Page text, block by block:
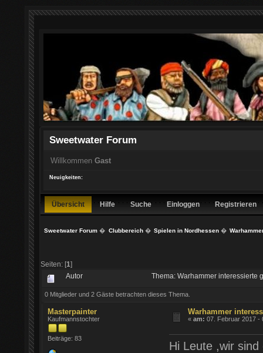
Sweetwater Forum
Willkommen Gast
Neuigkeiten:
Übersicht Hilfe Suche Einloggen Registrieren
Sweetwater Forum � Clubbereich� Spielen in Nordhessen�
Seiten: [1]
Autor Thema: Warhammer interessierte
0 Mitglieder und 2 Gäste betrachten dieses Thema.
Masterpainter
Kaufmannstochter
Beiträge: 83
Warhammer
«am: 07. Februar 2017 -
Hi Leute ,wir